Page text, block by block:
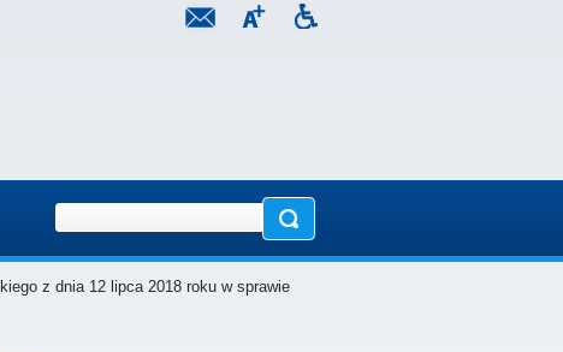
z dnia 12 lipca 2018 roku w sprawie